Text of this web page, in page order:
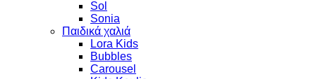
Sol
Sonia
Παιδικά χαλιά
Lora Kids
Bubbles
Carousel